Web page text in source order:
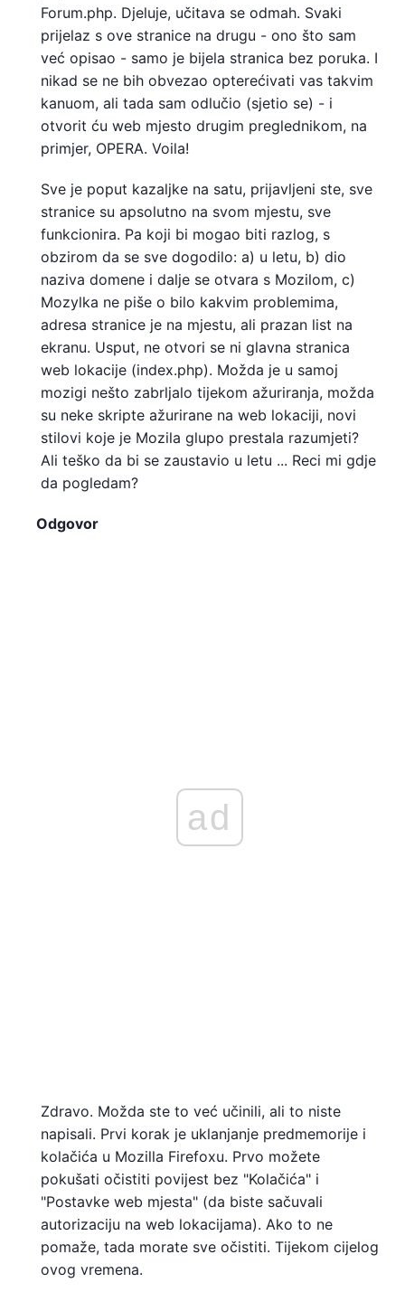
Forum.php. Djeluje, učitava se odmah. Svaki
prijelaz s ove stranice na drugu - ono što sam
već opisao - samo je bijela stranica bez poruka. I
nikad se ne bih obvezao opterećivati ​​vas takvim
kanuom, ali tada sam odlučio (sjetio se) - i
otvorit ću web mjesto drugim preglednikom, na
primjer, OPERA. Voila!
Sve je poput kazaljke na satu, prijavljeni ste, sve
stranice su apsolutno na svom mjestu, sve
funkcionira. Pa koji bi mogao biti razlog, s
obzirom da se sve dogodilo: a) u letu, b) dio
naziva domene i dalje se otvara s Mozilom, c)
Mozylka ne piše o bilo kakvim problemima,
adresa stranice je na mjestu, ali prazan list na
ekranu. Usput, ne otvori se ni glavna stranica
web lokacije (index.php). Možda je u samoj
mozigi nešto zabrljalo tijekom ažuriranja, možda
su neke skripte ažurirane na web lokaciji, novi
stilovi koje je Mozila glupo prestala razumjeti?
Ali teško da bi se zaustavio u letu ... Reci mi gdje
da pogledam?
Odgovor
ad
Zdravo. Možda ste to već učinili, ali to niste
napisali. Prvi korak je uklanjanje predmemorije i
kolačića u Mozilla Firefoxu. Prvo možete
pokušati očistiti povijest bez "Kolačića" i
"Postavke web mjesta" (da biste sačuvali
autorizaciju na web lokacijama). Ako to ne
pomaže, tada morate sve očistiti. Tijekom cijelog
ovog vremena.